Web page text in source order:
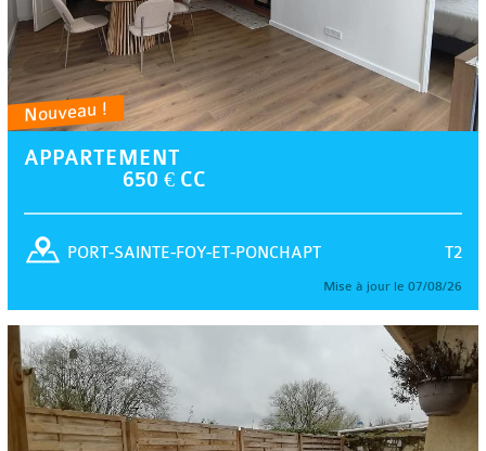
Nouveau !
APPARTEMENT
650 € CC
T2
PORT-SAINTE-FOY-ET-PONCHAPT
Mise à jour le 07/08/26